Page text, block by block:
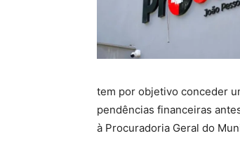
tem por objetivo conceder
pendências financeiras
à Procuradoria Geral do